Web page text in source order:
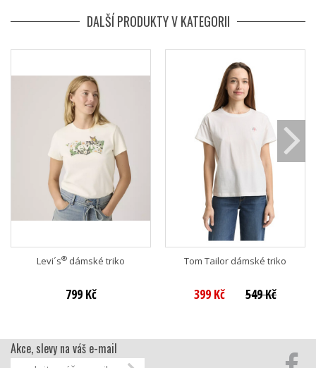
DALŠÍ PRODUKTY V KATEGORII
Levi´s® dámské triko
799 Kč
Tom Tailor dámské triko
399 Kč 549 Kč
Akce, slevy na váš e-mail